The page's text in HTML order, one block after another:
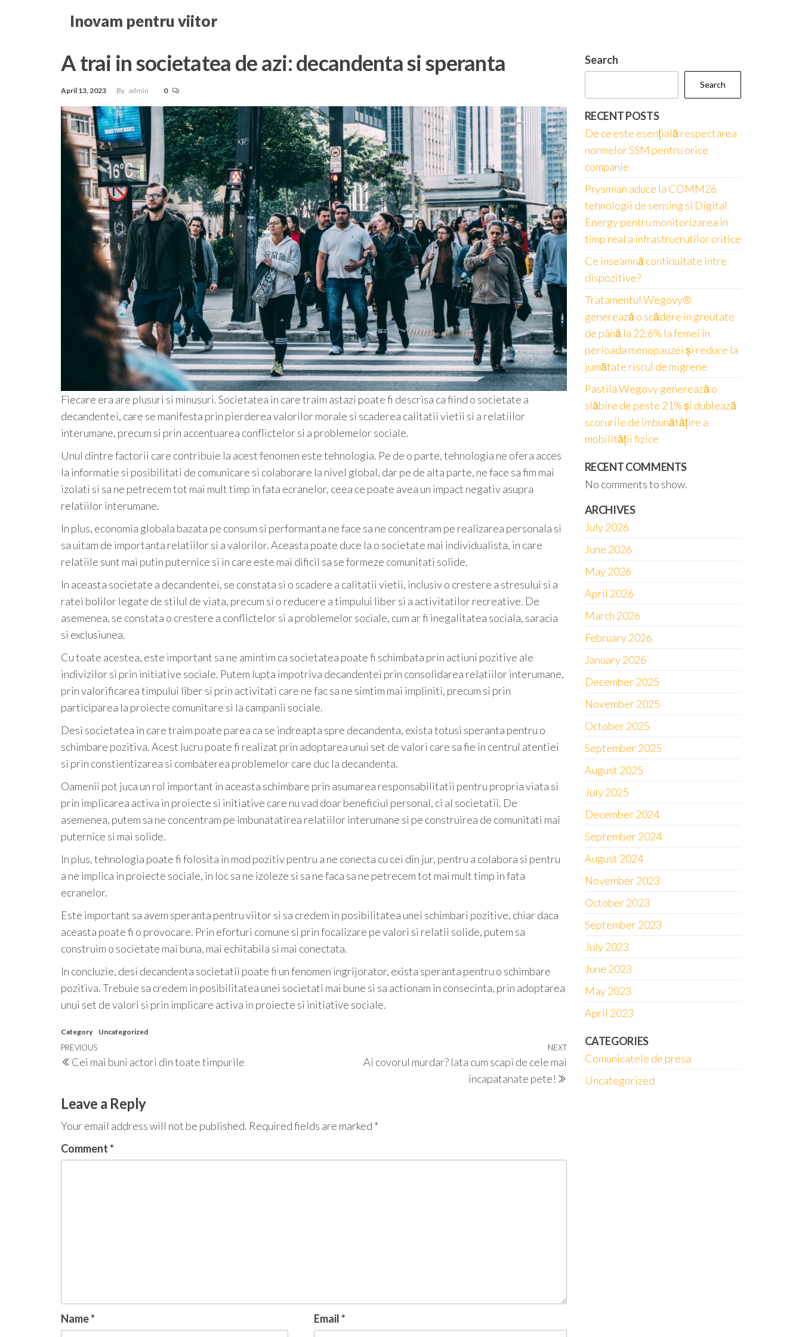
Inovam pentru viitor
A trai in societatea de azi: decandenta si speranta
April 13, 2023 By admin 0
Fiecare era are plusuri si minusuri. Societatea in care traim astazi poate fi descrisa ca fiind o societate a
decandentei, care se manifesta prin pierderea valorilor morale si scaderea calitatii vietii si a relatiilor
interumane, precum si prin accentuarea conflictelor si a problemelor sociale.
Unul dintre factorii care contribuie la acest fenomen este tehnologia. Pe de o parte, tehnologia ne ofera acces
la informatie si posibilitati de comunicare si colaborare la nivel global, dar pe de alta parte, ne face sa fim mai
izolati si sa ne petrecem tot mai mult timp in fata ecranelor, ceea ce poate avea un impact negativ asupra
relatiilor interumane.
In plus, economia globala bazata pe consum si performanta ne face sa ne concentram pe realizarea personala si
sa uitam de importanta relatiilor si a valorilor. Aceasta poate duce la o societate mai individualista, in care
relatiile sunt mai putin puternice si in care este mai dificil sa se formeze comunitati solide.
In aceasta societate a decandentei, se constata si o scadere a calitatii vietii, inclusiv o crestere a stresului si a
ratei bolilor legate de stilul de viata, precum si o reducere a timpului liber si a activitatilor recreative. De
asemenea, se constata o crestere a conflictelor si a problemelor sociale, cum ar fi inegalitatea sociala, saracia
si exclusiunea.
Cu toate acestea, este important sa ne amintim ca societatea poate fi schimbata prin actiuni pozitive ale
indivizilor si prin initiative sociale. Putem lupta impotriva decandentei prin consolidarea relatiilor interumane,
prin valorificarea timpului liber si prin activitati care ne fac sa ne simtim mai impliniti, precum si prin
participarea la proiecte comunitare si la campanii sociale.
Desi societatea in care traim poate parea ca se indreapta spre decandenta, exista totusi speranta pentru o
schimbare pozitiva. Acest lucru poate fi realizat prin adoptarea unui set de valori care sa fie in centrul atentiei
si prin constientizarea si combaterea problemelor care duc la decandenta.
Oamenii pot juca un rol important in aceasta schimbare prin asumarea responsabilitatii pentru propria viata si
prin implicarea activa in proiecte si initiative care nu vad doar beneficiul personal, ci al societatii. De
asemenea, putem sa ne concentram pe imbunatatirea relatiilor interumane si pe construirea de comunitati mai
puternice si mai solide.
In plus, tehnologia poate fi folosita in mod pozitiv pentru a ne conecta cu cei din jur, pentru a colabora si pentru
a ne implica in proiecte sociale, in loc sa ne izoleze si sa ne faca sa ne petrecem tot mai mult timp in fata
ecranelor.
Este important sa avem speranta pentru viitor si sa credem in posibilitatea unei schimbari pozitive, chiar daca
aceasta poate fi o provocare. Prin eforturi comune si prin focalizare pe valori si relatii solide, putem sa
construim o societate mai buna, mai echitabila si mai conectata.
In concluzie, desi decandenta societatii poate fi un fenomen ingrijorator, exista speranta pentru o schimbare
pozitiva. Trebuie sa credem in posibilitatea unei societati mai bune si sa actionam in consecinta, prin adoptarea
unui set de valori si prin implicare activa in proiecte si initiative sociale.
Category Uncategorized
Post
navigation
Previous
Post
PREVIOUS
Cei mai buni actori din toate timpurile
Next
Post
NEXT
Ai covorul murdar? Iata cum scapi de cele mai
incapatanate pete!
Leave a Reply
Your email address will not be published. Required fields are marked *
Comment*
Name* Email*
Search
Search
RECENT POSTS
De ce este esențială respectarea
normelor SSM pentru orice
companie
Prysmian aduce la COMM26
tehnologii de sensing si Digital
Energy pentru monitorizarea in
timp real a infrastrucrutilor critice
Ce înseamnă continuitate între
dispozitive?
Tratamentul Wegovy®
generează o scădere în greutate
de până la 22,6% la femei în
perioada menopauzei și reduce la
jumătate riscul de migrene
Pastila Wegovy generează o
slăbire de peste 21% și dublează
scorurile de îmbunătățire a
mobilității fizice
RECENT COMMENTS
No comments to show.
ARCHIVES
July 2026
June 2026
May 2026
April 2026
March 2026
February 2026
January 2026
December 2025
November 2025
October 2025
September 2025
August 2025
July 2025
December 2024
September 2024
August 2024
November 2023
October 2023
September 2023
July 2023
June 2023
May 2023
April 2023
CATEGORIES
Comunicatele de presa
Uncategorized